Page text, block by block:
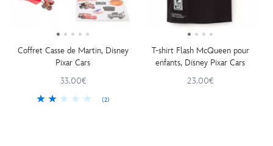
Coffret Casse de Martin, Disney
Pixar Cars
33.00€
(2)
T-shirt Flash McQueen pour
enfants, Disney Pixar Cars
23.00€